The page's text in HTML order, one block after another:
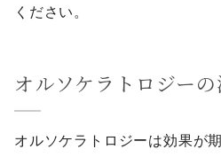
ください。
オルソケラトロジー
オルソケラトロジーは効果が